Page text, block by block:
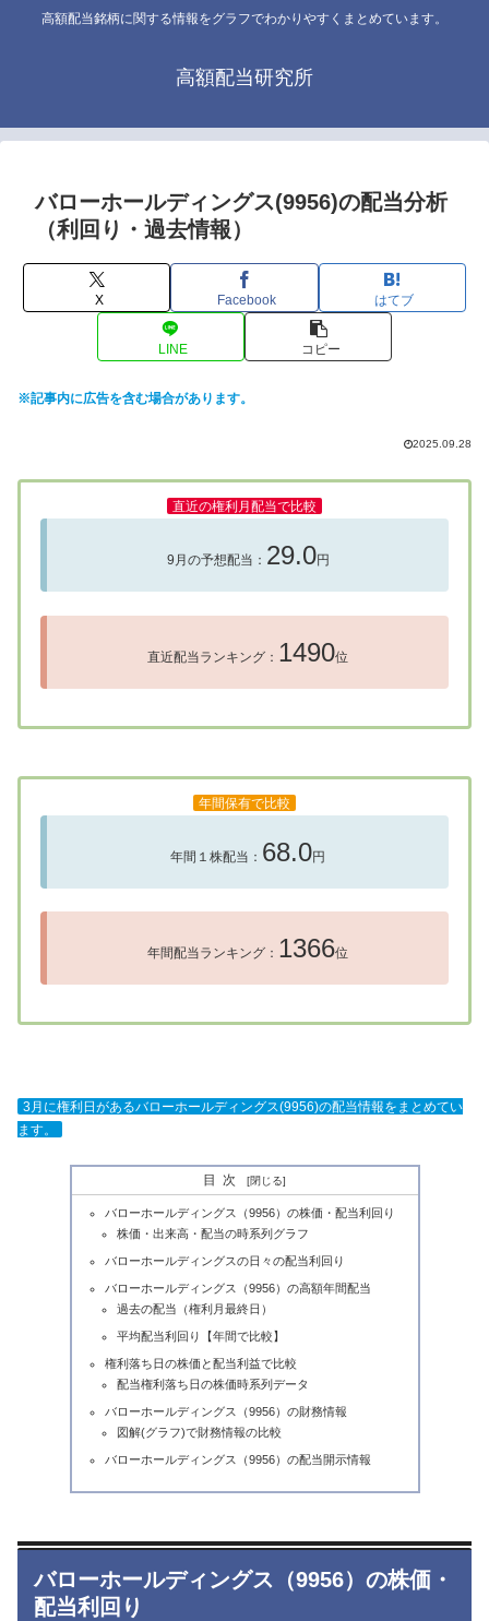
高額配当銘柄に関する情報をグラフでわかりやすくまとめています。
高額配当研究所
バローホールディングス(9956)の配当分析
（利回り・過去情報）
X Facebook はてブ
LINE コピー
※記事内に広告を含む場合があります。
2025.09.28
直近の権利月配当で比較
9月の予想配当： 29.0円
直近配当ランキング： 1490位
年間保有で比較
年間１株配当： 68.0円
年間配当ランキング： 1366位
3月に権利日があるバローホールディングス(9956)の配当情報をまとめてい
ます。
目次
バローホールディングス（9956）の株価・配当利回り
株価・出来高・配当の時系列グラフ
バローホールディングスの日々の配当利回り
バローホールディングス（9956）の高額年間配当
過去の配当（権利月最終日）
平均配当利回り【年間で比較】
権利落ち日の株価と配当利益で比較
配当権利落ち日の株価時系列データ
バローホールディングス（9956）の財務情報
図解(グラフ)で財務情報の比較
バローホールディングス（9956）の配当開示情報
バローホールディングス（9956）の株価・
配当利回り